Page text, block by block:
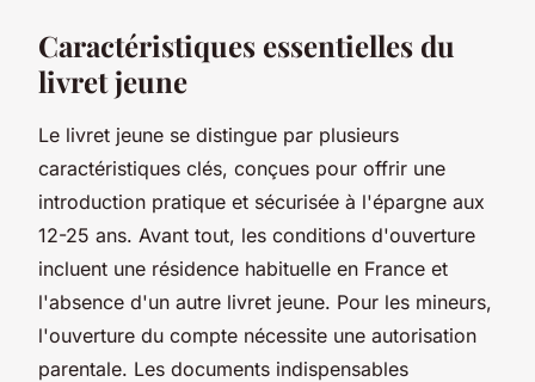
Caractéristiques essentielles du
livret jeune
Le livret jeune se distingue par plusieurs
caractéristiques clés, conçues pour offrir une
introduction pratique et sécurisée à l'épargne aux
12-25 ans. Avant tout, les conditions d'ouverture
incluent une résidence habituelle en France et
l'absence d'un autre livret jeune. Pour les mineurs,
l'ouverture du compte nécessite une autorisation
parentale. Les documents indispensables